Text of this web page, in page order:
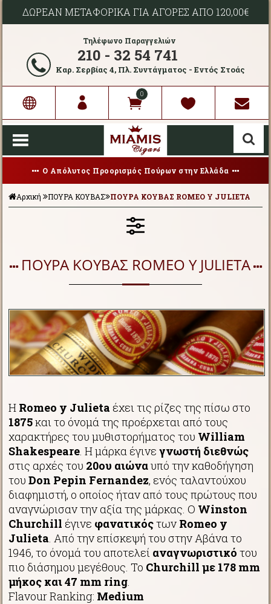
ΔΩΡΕΑΝ ΜΕΤΑΦΟΡΙΚΑ ΓΙΑ ΑΓΟΡΕΣ ΑΠΟ 120,00€
Τηλέφωνο Παραγγελιών
210 - 32 54 741
Καρ. Σερβίας 4, Πλ. Συντάγματος - Εντός Στοάς
0
Ο Απόλυτος Προορισμός Πούρων στην Ελλάδα
Αρχική ΠΟΥΡΑ ΚΟΥΒΑΣ ΠΟΥΡΑ ΚΟΥΒΑΣ ROMEO Y JULIETA
ΠΟΥΡΑ ΚΟΥΒΑΣ ROMEO Y JULIETA
Η Romeo y Julieta έχει τις ρίζες της πίσω στο
1875και το όνομά της προέρχεται από τους
χαρακτήρες του μυθιστορήματος του William
Shakespeare . Η μάρκα έγινεγνωστή διεθνώς
στις αρχές του 20ου αιώναυπό την καθοδήγηση
τουDon Pepin Fernandez, ενός ταλαντούχου
διαφημιστή, ο οποίος ήταν από τους πρώτους που
αναγνώρισαν την αξία της μάρκας. Ο Winston
Churchill έγινε φανατικόςτων Romeo y
Julieta . Από την επίσκεψή του στην Αβάνα το
1946, το όνομά του αποτελεί αναγνωριστικότου
πιο διάσημου μεγέθους. Το Churchill με 178 mm
μήκος και 47 mm ring
Flavour Ranking: Medium